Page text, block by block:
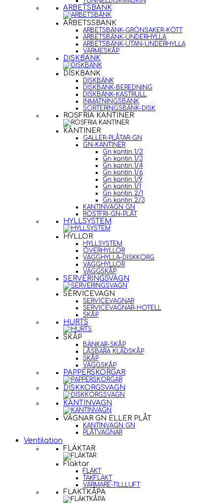
ARBETSBÄNK
ARBETSSBÄNK
ARBETSBÄNK-GRÖNSAKER-KÖTT
ARBETSBÄNK-UNDERHYLLA
ARBETSBÄNK-UTAN-UNDERHYLLA
VÄRMESKÅP
DISKBÄNK
DISKBÄNK
DISKBÄNK
DISKBÄNK-BEREDNING
DISKBÄNK-KASTRULL
INMATNINGSBÄNK
SORTERINGSBÄNK-DISK
ROSFRIA KANTINER
KANTINER
GALLER-PLÅTAR-GN
GN-KANTINER
Gn kantin 1/2
Gn kantin 1/3
Gn kantin 1/4
Gn kantin 1/6
Gn kantin 1/9
Gn kantin 1/1
Gn kantin 2/1
Gn kantin 2/3
KANTINVAGN GN
ROSTFRI-GN-PLÅT
HYLLSYSTEM
HYLLOR
HYLLSYSTEM
ÖVERHYLLOR
VÄGGHYLLA-DISKKORG
VÄGGHYLLOR
VÄGGSKÅP
SERVERINGSVAGN
SERVICEVAGN
SERVICEVAGNAR
SERVICEVAGNAR-HOTELL
SKÅP
HURTS
SKÅP
BÄNKAR-SKÅP
LÅSBARA KLÄDSKÅP
SKÅP
VÄGGSKÅP
PAPPERSKORGAR
DISKKORGSVAGN
KANTINVAGN
VAGNAR GN ELLER PLÅT
KANTINVAGN GN
PLÅTVAGNAR
Ventilation
FLÄKTAR
Fläktar
FLÄKT
TAKFLÄKT
VÄRMARE-TILLLUFT
FLÄKTKÅPA